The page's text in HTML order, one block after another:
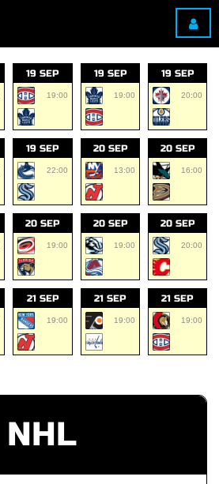
19 SEP
19:00
19 SEP
19:00
19 SEP
20:00
19 SEP
22:00
20 SEP
13:00
20 SEP
16:00
20 SEP
19:00
20 SEP
19:00
20 SEP
20:00
21 SEP
19:00
21 SEP
19:00
21 SEP
19:00
NHL